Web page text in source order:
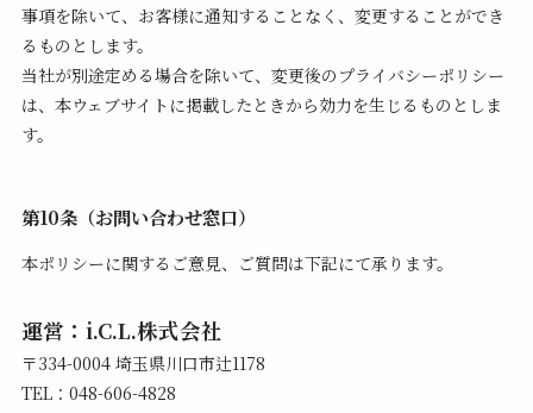
事項を除いて、お客様に通知することなく、変更することができ
るものとします。
当社が別途定める場合を除いて、変更後のプライバシーポリシー
は、本ウェブサイトに掲載したときから効力を生じるものとしま
す。
第10条（お問い合わせ窓口）
本ポリシーに関するご意見、ご質問は下記にて承ります。
運営：i.C.L.株式会社
〒334-0004 埼玉県川口市辻1178
TEL：048-606-4828